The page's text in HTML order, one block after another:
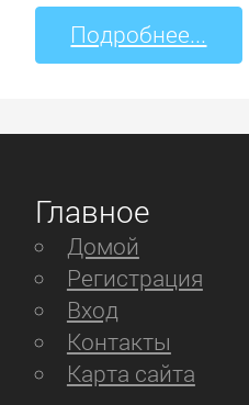
Подробнее...
Главное
Домой
Регистрация
Вход
Контакты
Карта сайта
VTX3D
XFX
ZOTAC
ЗВУКОВЫЕ
КАРТЫ
4World